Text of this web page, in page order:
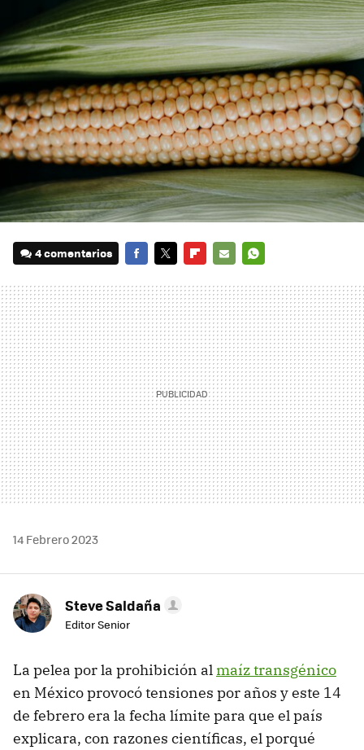
4 comentarios
MAIL
14 Febrero 2023
Steve Saldaña
Editor Senior
La pelea por la prohibición almaíz transgénico
en México provocó tensiones por años y este 14
de febrero era la fecha límite para que el país
explicara, con razones científicas, el porqué